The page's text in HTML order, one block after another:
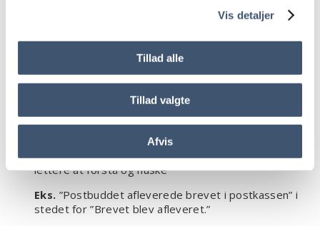
Vis detaljer
Tillad alle
Tillad valgte
Afvis
tekst. For mængden af kommaer forlænger som regel
teksten og gør den sværere at læse. Del i stedet
teksten op med punktummer” i stedet for ”Når du
skriver sætninger, der indeholder mange kommaer,
bliver teksten tungere og sværere at læse, og det kan
du undgå ved i stedet at dele teksten op med flere
Brug gerne navneord. De gør din tekst konkret og
lettere at forstå og huske
Eks. ”Postbuddet afleverede brevet i postkassen” i
stedet for ”Brevet blev afleveret.”